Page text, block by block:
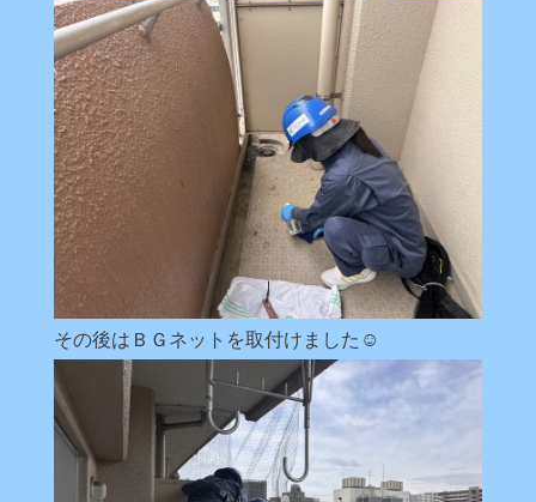
その後はＢＧネットを取付けました☺